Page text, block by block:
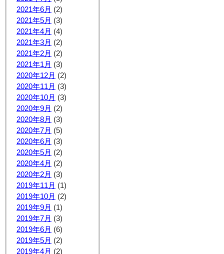
2021年6月 (2)
2021年5月 (3)
2021年4月 (4)
2021年3月 (2)
2021年2月 (2)
2021年1月 (3)
2020年12月 (2)
2020年11月 (3)
2020年10月 (3)
2020年9月 (2)
2020年8月 (3)
2020年7月 (5)
2020年6月 (3)
2020年5月 (2)
2020年4月 (2)
2020年2月 (3)
2019年11月 (1)
2019年10月 (2)
2019年9月 (1)
2019年7月 (3)
2019年6月 (6)
2019年5月 (2)
2019年4月 (2)